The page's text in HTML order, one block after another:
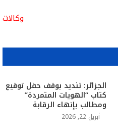
وكالات
الجزائر: تنديد بوقف حفل توقيع
كتاب “الهويات المتمردة”
ومطالب بإنهاء الرقابة
أبريل 22, 2026